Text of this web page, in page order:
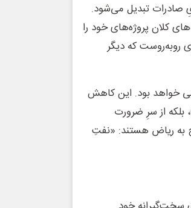
صادرات تبدیل می‌شود.
کلان پروژه‌های خود را
روبه‌روست که دیگر
خواهد بود. این کاهش
بلکه از سرِ ضرورت
به ریاض هستند: «نفتِ